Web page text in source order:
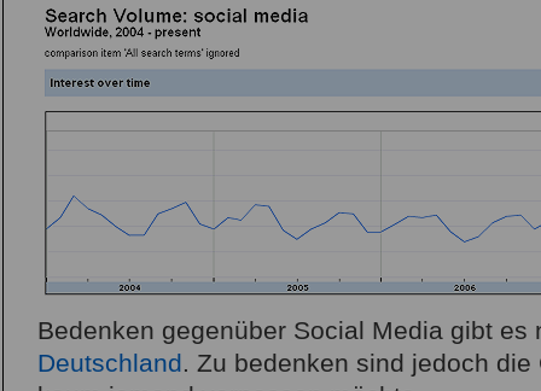
Bedenken gegenüber Social Media gibt
Deutschland. Zu bedenken sind jedoch